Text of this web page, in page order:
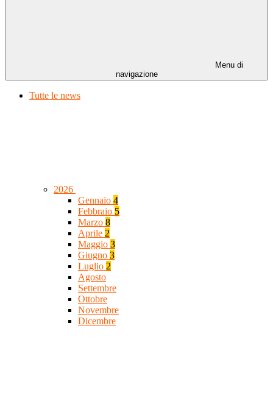
Menu di
navigazione
Tutte le news
2026
Gennaio 4
Febbraio 5
Marzo 8
Aprile 2
Maggio 3
Giugno 3
Luglio 2
Agosto
Settembre
Ottobre
Novembre
Dicembre